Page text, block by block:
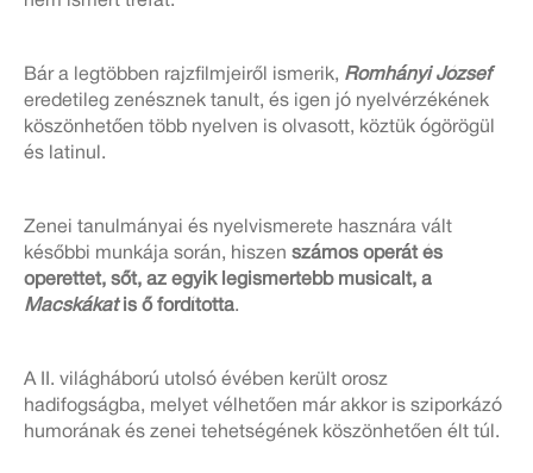
Bár a legtöbben rajzfilmjeiről ismerik, Romhányi József
eredetileg zenésznek tanult, és igen jó nyelvérzékének
köszönhetően több nyelven is olvasott, köztük ógörögül
és latinul.
Zenei tanulmányai és nyelvismerete hasznára vált
későbbi munkája során, hiszen számos operát és
operettet, sőt, az egyik legismertebb musicalt, a
Macskákatis ő fordította.
A II. világháború utolsó évében került orosz
hadifogságba, melyet vélhetően már akkor is sziporkázó
humorának és zenei tehetségének köszönhetően élt túl.